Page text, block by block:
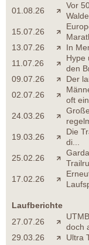
01.08.26
Vor
15.07.26
13.07.26
In
11.07.26
Hype
den
09.07.26
Der
02.07.26
oft
24.03.26
19.03.26
Die
di...
25.02.26
17.02.26
Laufberichte
27.07.26
doch
29.03.26
Ultra